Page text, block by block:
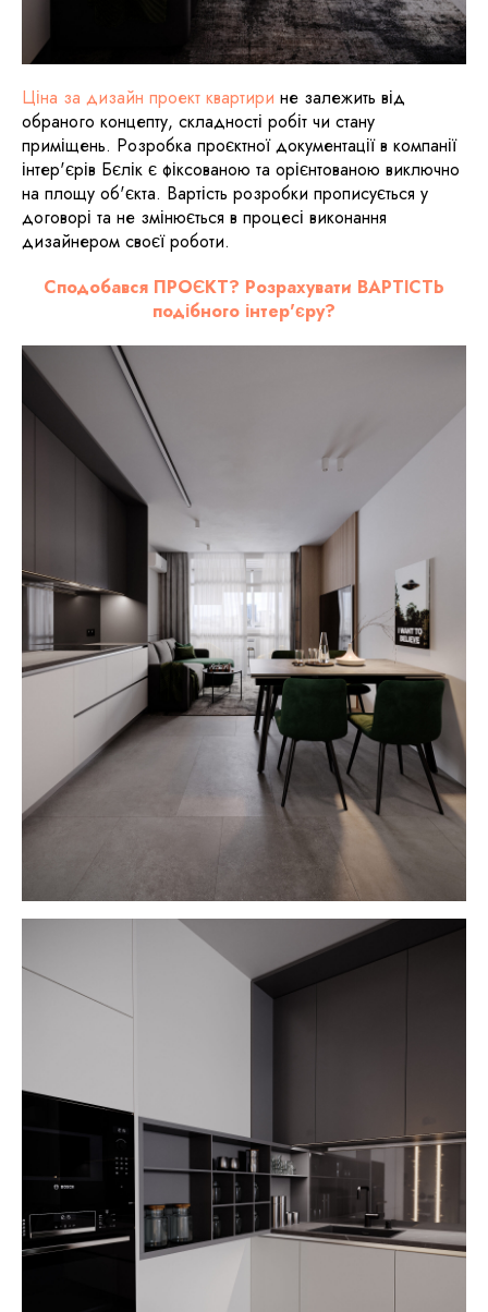
Ціна за дизайн проект квартири не залежить від
обраного концепту, складності робіт чи стану
приміщень. Розробка проєктної документації в компанії
інтер'єрів Бєлік є фіксованою та орієнтованою виключно
на площу об'єкта. Вартість розробки прописується у
договорі та не змінюється в процесі виконання
дизайнером своєї роботи.
Сподобався ПРОЄКТ? Розрахувати ВАРТІСТЬ
подібного інтер'єру?